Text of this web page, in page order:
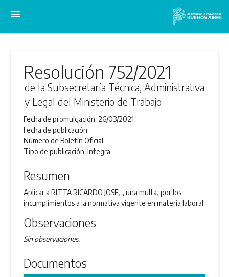
menu
Resolución 752/2021
de la Subsecretaría Técnica, Administrativa
y Legal del Ministerio de Trabajo
Fecha de promulgación: 26/03/2021
Fecha de publicación:
Número de Boletín Oficial:
Tipo de publicación:Integra
Resumen
Aplicar a RITTA RICARDO JOSE, , una multa, por los
incumplimientos a la normativa vigente en materia laboral.
Observaciones
Sin observaciones.
Documentos